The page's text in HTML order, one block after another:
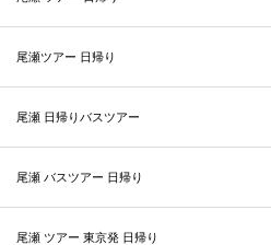
尾瀬ツアー 日帰り
尾瀬 日帰りバスツアー
尾瀬 バスツアー 日帰り
尾瀬 ツアー 東京発 日帰り